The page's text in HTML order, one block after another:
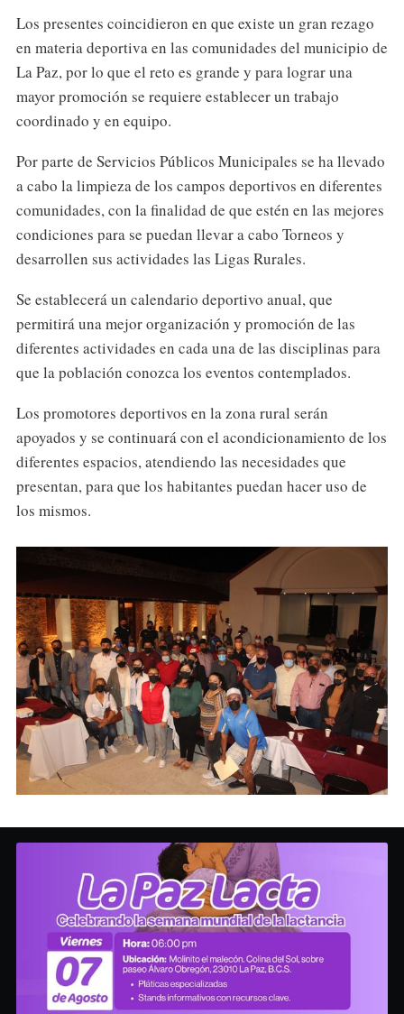
Los presentes coincidieron en que existe un gran rezago
en materia deportiva en las comunidades del municipio de
La Paz, por lo que el reto es grande y para lograr una
mayor promoción se requiere establecer un trabajo
coordinado y en equipo.
Por parte de Servicios Públicos Municipales se ha llevado
a cabo la limpieza de los campos deportivos en diferentes
comunidades, con la finalidad de que estén en las mejores
condiciones para se puedan llevar a cabo Torneos y
desarrollen sus actividades las Ligas Rurales.
Se establecerá un calendario deportivo anual, que
permitirá una mejor organización y promoción de las
diferentes actividades en cada una de las disciplinas para
que la población conozca los eventos contemplados.
Los promotores deportivos en la zona rural serán
apoyados y se continuará con el acondicionamiento de los
diferentes espacios, atendiendo las necesidades que
presentan, para que los habitantes puedan hacer uso de
los mismos.